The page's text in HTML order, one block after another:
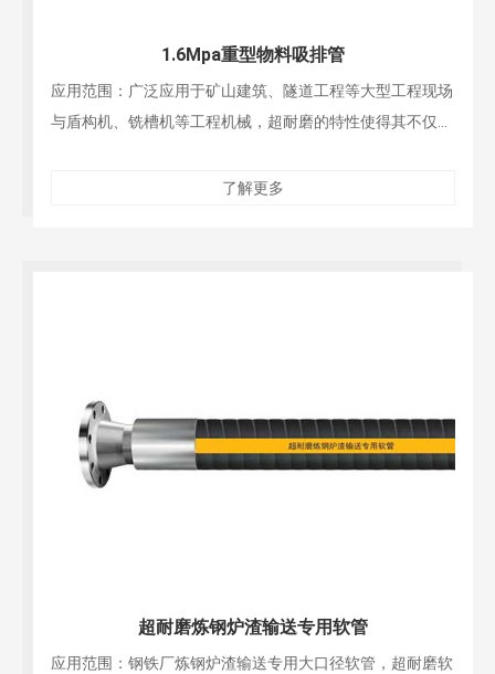
1.6Mpa重型物料吸排管
应用范围：广泛应用于矿山建筑、隧道工程等大型工程现场
与盾构机、铣槽机等工程机械，超耐磨的特性使得其不仅适
性物质及各类腐蚀性化学物品。其易于安装的特点可以提高
了解更多
超耐磨炼钢炉渣输送专用软管
应用范围：钢铁厂炼钢炉渣输送专用大口径软管，超耐磨软